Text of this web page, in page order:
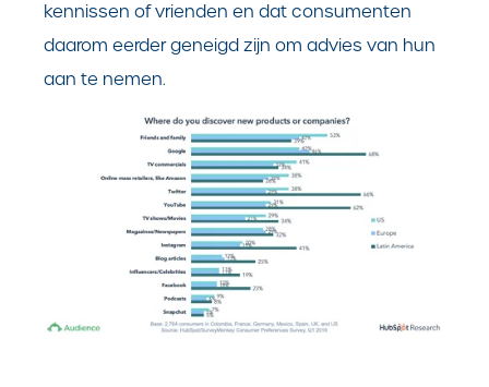
kennissen of vrienden en dat consumenten
daarom eerder geneigd zijn om advies van hun
aan te nemen.